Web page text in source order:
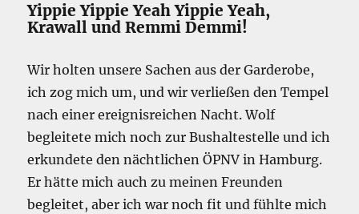
Yippie Yippie Yeah Yippie Yeah,
Krawall und Remmi Demmi!
Wir holten unsere Sachen aus der Garderobe,
ich zog mich um, und wir verließen den Tempel
nach einer ereignisreichen Nacht. Wolf
begleitete mich noch zur Bushaltestelle und ich
erkundete den nächtlichen ÖPNV in Hamburg.
Er hätte mich auch zu meinen Freunden
begleitet, aber ich war noch fit und fühlte mich